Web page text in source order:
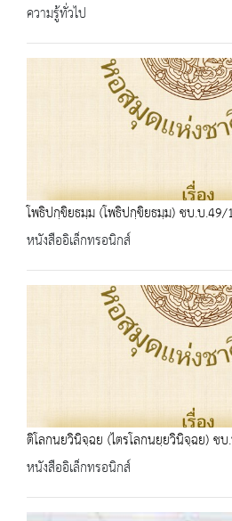
ความรู้ทั่วไป
โพธิปกฺขิยธมฺม (โพธิปกฺขิยธมฺม) ชบ.บ.49/
หนังสืออิเล็กทรอนิกส์
ติโลกนยวินิจฺฉย (ไตรโลกนยฺยวินิจฺฉย) ช
หนังสืออิเล็กทรอนิกส์